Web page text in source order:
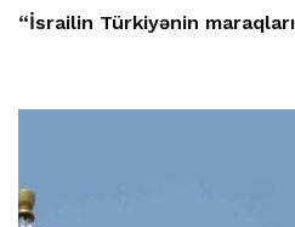
“İsrailin Türkiyənin